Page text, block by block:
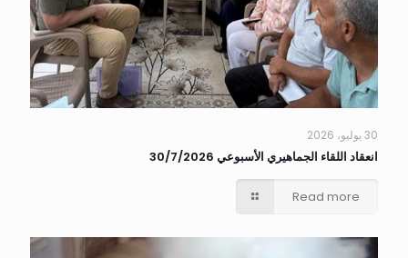
30 يوليو، 2026
انعقاد اللقاء الجماهيري الأسبوعي 30/7/2026
Read more